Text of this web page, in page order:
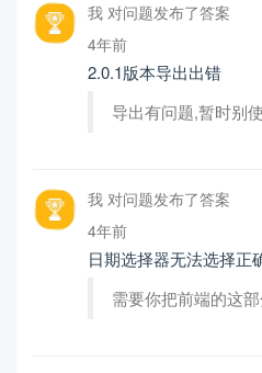
我 对问题发布了答案
4年前
2.0.1版本导出出错
导出有问题,暂时别
我 对问题发布了答案
4年前
日期选择器无法选择正
需要你把前端的这